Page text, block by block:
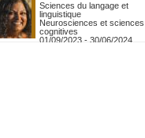
Sciences du langage et
linguistique
Neurosciences et sciences
cognitives
01/09/2023- 30/06/2024